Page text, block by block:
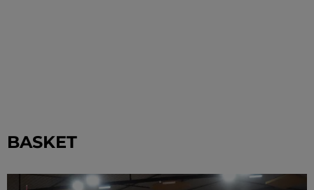
BASKET